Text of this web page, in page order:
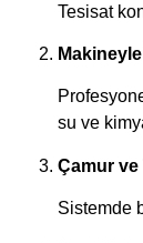
Tesisat
su ve
Çamur ve
Sistemde